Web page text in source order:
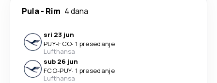
Pula- Rim 4 dana
sri 23 jun
PUY-FCO· 1 presedanje
Lufthansa
sub 26 jun
FCO-PUY· 1 presedanje
Lufthansa